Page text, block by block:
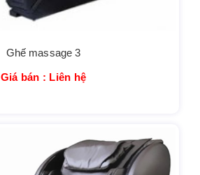
Ghế massage 3
Giá bán : Liên hệ